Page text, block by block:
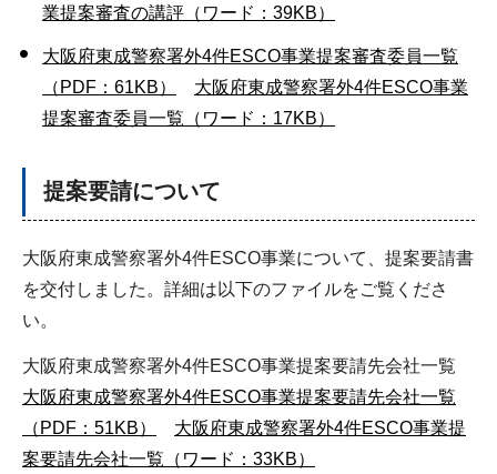
業提案審査の講評（ワード：39KB）
大阪府東成警察署外4件ESCO事業提案審査委員一覧
（PDF：61KB）
大阪府東成警察署外4件ESCO事業
提案審査委員一覧（ワード：17KB）
提案要請について
大阪府東成警察署外4件ESCO事業について、提案要請書
を交付しました。詳細は以下のファイルをご覧くださ
い。
大阪府東成警察署外4件ESCO事業提案要請先会社一覧
大阪府東成警察署外4件ESCO事業提案要請先会社一覧
（PDF：51KB）
大阪府東成警察署外4件ESCO事業提
案要請先会社一覧（ワード：33KB）